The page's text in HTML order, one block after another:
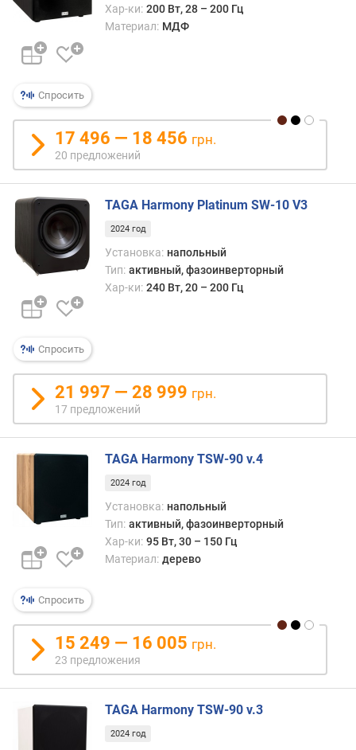
д
о
о
х
д
е
ш
в
ы
п
о
т
ы
т
е
о
б
в
Спросить
Хар-ки: 200 Вт, 28 – 200 Гц
Материал: МДФ
17 496 — 18 456 грн.
20 предложений
Спросить
TAGA Harmony Platinum SW-10 V3
2024 год
Установка: напольный
Тип: активный, фазоинверторный
Хар-ки: 240 Вт, 20 – 200 Гц
21 997 — 28 999 грн.
17 предложений
Спросить
TAGA Harmony TSW-90 v.4
2024 год
Установка: напольный
Тип: активный, фазоинверторный
Хар-ки: 95 Вт, 30 – 150 Гц
Материал: дерево
15 249 — 16 005 грн.
23 предложения
TAGA Harmony TSW-90 v.3
2024 год